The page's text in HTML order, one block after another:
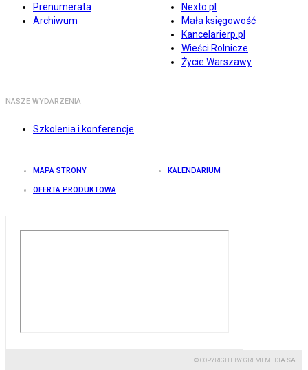
Prenumerata
Archiwum
Nexto.pl
Mała księgowość
Kancelarierp.pl
Wieści Rolnicze
Życie Warszawy
NASZE WYDARZENIA
Szkolenia i konferencje
MAPA STRONY KALENDARIUM
OFERTA PRODUKTOWA
© COPYRIGHT BY GREMI MEDIA SA